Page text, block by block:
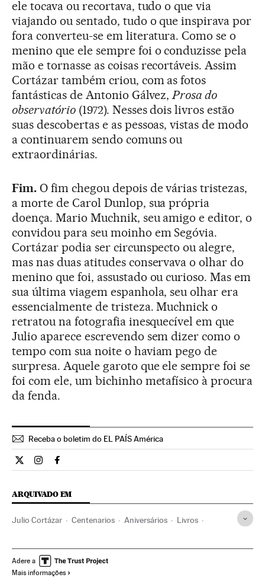
ele tocava ou recortava, tudo o que via
viajando ou sentado, tudo o que inspirava por
fora converteu-se em literatura. Como se o
menino que ele sempre foi o conduzisse pela
mão e tornasse as coisas recortáveis. Assim
Cortázar também criou, com as fotos
fantásticas de Antonio Gálvez,Prosa do
observatório(1972). Nesses dois livros estão
suas descobertas e as pessoas, vistas de modo
a continuarem sendo comuns ou
extraordinárias.
Fim.O fim chegou depois de várias tristezas,
a morte de Carol Dunlop, sua própria
doença. Mario Muchnik, seu amigo e editor, o
convidou para seu moinho em Segóvia.
Cortázar podia ser circunspecto ou alegre,
mas nas duas atitudes conservava o olhar do
menino que foi, assustado ou curioso. Mas em
sua última viagem espanhola, seu olhar era
essencialmente de tristeza. Muchnick o
retratou na fotografia inesquecível em que
Julio aparece escrevendo sem dizer como o
tempo com sua noite o haviam pego de
surpresa. Aquele garoto que ele sempre foi se
foi com ele, um bichinho metafísico à procura
da fenda.
Receba o boletim do EL PAÍS América
Cultura El País Brasil en Twitter
Cultura El País Brasil en Instagram
Cultura El País Brasil en Facebook
ARQUIVADO EM
Julio Cortázar Centenarios Aniversários Livros
Literatura Cultura Sociedade
Adere a
Mais informações